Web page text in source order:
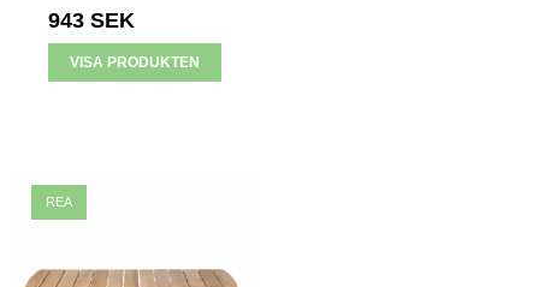
943 SEK
VISA PRODUKTEN
REA